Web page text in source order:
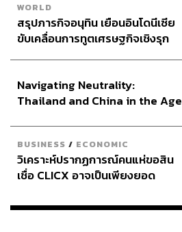
WORLD
สรุปภารกิจอนุทิน เยือนอินโดนีเซีย
ขับเคลื่อนการทูตเศรษฐกิจเชิงรุก
Navigating Neutrality:
Thailand and China in the Age
BUSINESS / ECONOMIC
วิเคราะห์ปรากฏการณ์คนแห่ขอสิน
เชื่อ CLICX อาจเป็นเพียงยอด
เรือนไทยที่ถูกซุกไว้